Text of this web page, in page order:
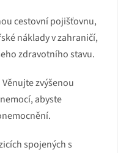
cestovní pojišťovnu,
náklady v zahraničí,
zdravotního stavu.
Věnujte zvýšenou
abyste
spojených s